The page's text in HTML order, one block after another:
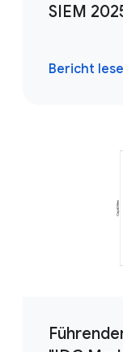
SIEM
Bericht